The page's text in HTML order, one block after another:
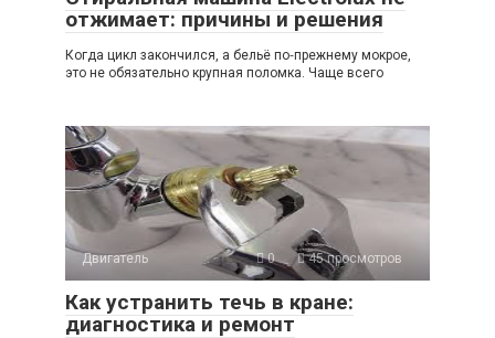
отжимает: причины и решения
Когда цикл закончился, а бельё по‑прежнему мокрое,
это не обязательно крупная поломка. Чаще всего
Двигатель 0 45 просмотров
Как устранить течь в кране:
диагностика и ремонт